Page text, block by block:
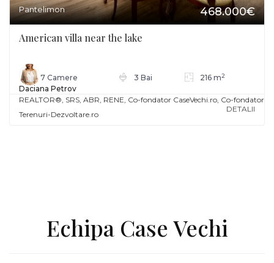
Pantelimon 468.000€
American villa near the lake
7 Camere 3 Bai 216 m2
Daciana Petrov
REALTOR®️, SRS, ABR, RENE, Co-fondator CaseVechi.ro, Co-fondator
Terenuri-Dezvoltare.ro
DETALII
Echipa Case Vechi